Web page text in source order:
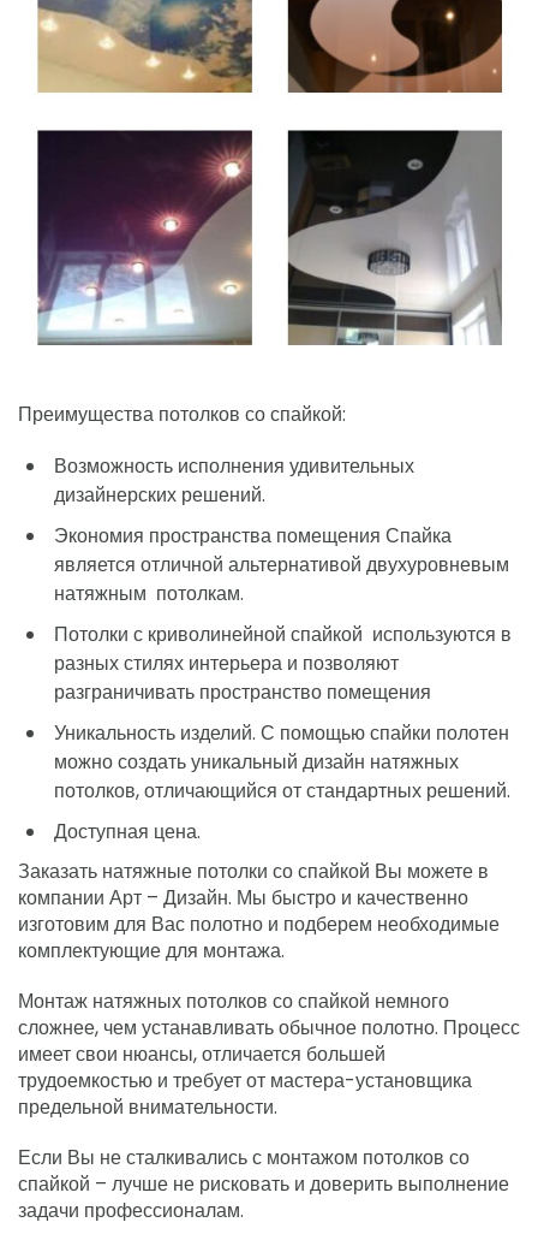
Преимущества потолков со спайкой:
Возможность исполнения удивительных
дизайнерских решений.
Экономия пространства помещения Спайка
является отличной альтернативой двухуровневым
натяжным потолкам.
Потолки с криволинейной спайкой используются в
разных стилях интерьера и позволяют
разграничивать пространство помещения
Уникальность изделий. С помощью спайки полотен
можно создать уникальный дизайн натяжных
потолков, отличающийся от стандартных решений.
Доступная цена.
Заказать натяжные потолки со спайкой Вы можете в
компании Арт – Дизайн. Мы быстро и качественно
изготовим для Вас полотно и подберем необходимые
комплектующие для монтажа.
Монтаж натяжных потолков со спайкой немного
сложнее, чем устанавливать обычное полотно. Процесс
имеет свои нюансы, отличается большей
трудоемкостью и требует от мастера-установщика
предельной внимательности.
Если Вы не сталкивались с монтажом потолков со
спайкой – лучше не рисковать и доверить выполнение
задачи профессионалам.